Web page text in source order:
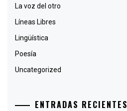
La voz del otro
Líneas Libres
Lingüística
Poesía
Uncategorized
ENTRADAS RECIENTES